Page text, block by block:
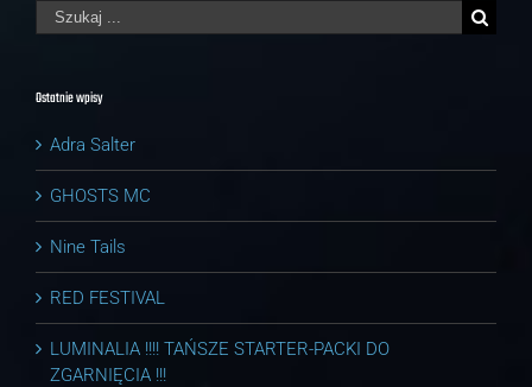
Szukaj
Ostatnie wpisy
Adra Salter
GHOSTS MC
Nine Tails
RED FESTIVAL
LUMINALIA !!!! TAŃSZE STARTER-PACKI DO
ZGARNIĘCIA !!!